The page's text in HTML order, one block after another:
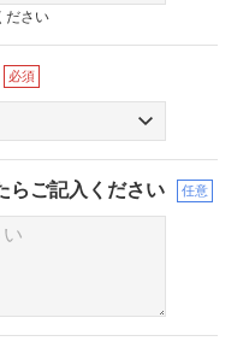
ださい
必須
らご記入ください 任意